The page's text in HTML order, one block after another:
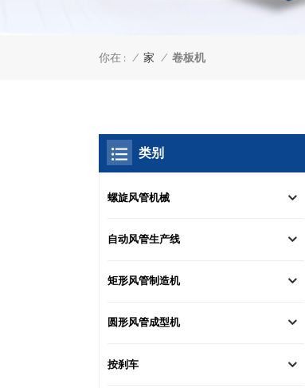
你在 : / 家 / 卷板机
类别
螺旋风管机械
自动风管生产线
矩形风管制造机
圆形风管成型机
按刹车